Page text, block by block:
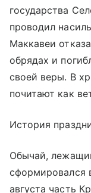
государства
проводил
Маккавеи
обрядах и
своей веры. В
почитают как
История
Обычай,
сформировался
августа часть